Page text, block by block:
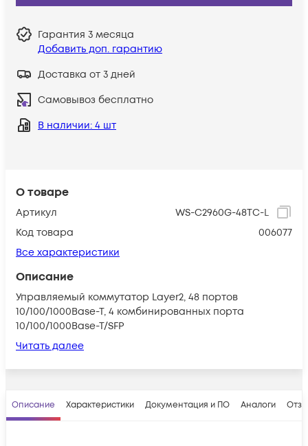
О товаре
Артикул
WS-C2960G-48TC-L
Код товара
006077
Все характеристики
Описание
Управляемый коммутатор Layer2, 48 портов
10/100/1000Base-T, 4 комбинированных порта
10/100/1000Base-T/SFP
Читать далее
Гарантия 3 месяца
Добавить доп. гарантию
Доставка от 3 дней
Самовывоз бесплатно
В наличии: 4 шт
Описание Характеристики Документация и ПО Аналоги